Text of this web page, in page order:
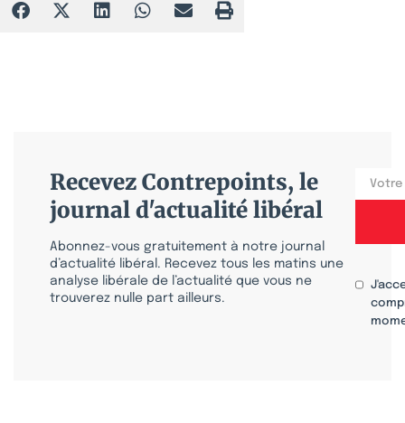
Recevez Contrepoints, le
journal d'actualité libéral
Abonnez-vous gratuitement à notre journal
d’actualité libéral. Recevez tous les matins une
analyse libérale de l’actualité que vous ne
trouverez nulle part ailleurs.